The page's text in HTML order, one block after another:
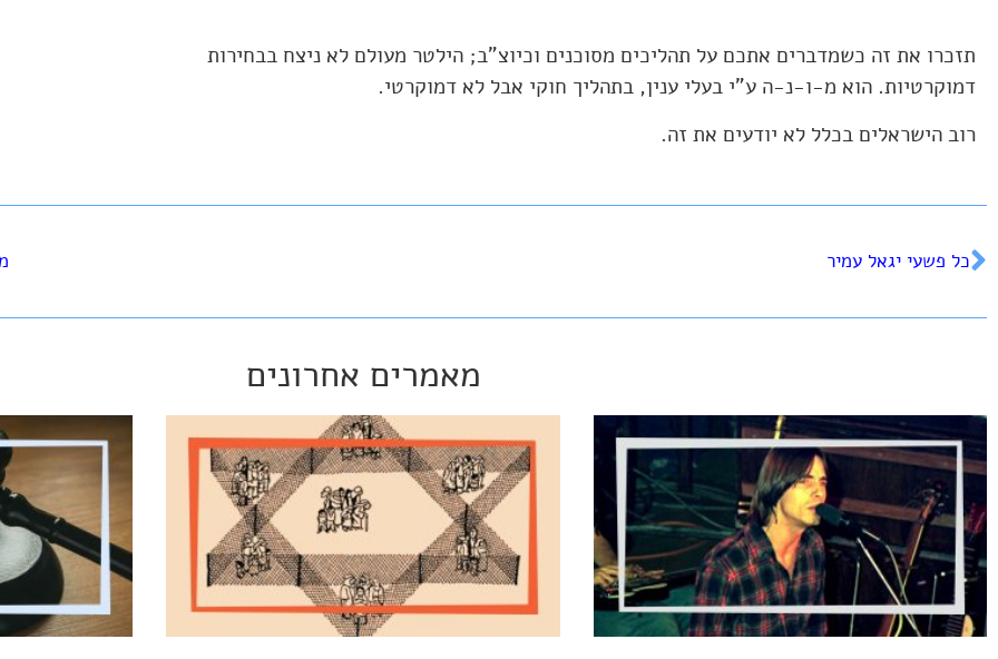
תזכרו את זה כשמדברים אתכם על תהליכים מסוכנים וכיוצ"ב; הילטר מעולם לא ניצח בבחירות
דמוקרטיות. הוא מ-ו-נ-ה ע"י בעלי ענין, בתהליך חוקי אבל לא דמוקרטי.
רוב הישראלים בכלל לא יודעים את זה.
כל פשעי יגאל עמיר
מאמרים אחרונים